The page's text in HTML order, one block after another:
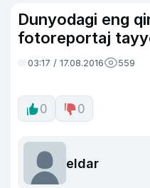
Dunyodagi eng
fotoreportaj
03:17 / 17.08.2016 559
0 0
eldar